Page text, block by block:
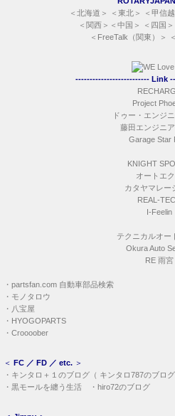
＜ 北海道 ＞ ＜ 東北 ＞ ＜ 甲信越
＜ 関西 ＞＜ 中国 ＞ ＜ 四国
＜ FreeTalk（関東） ＞ ＜
-------------------------- Link
Project
ドゥー・エンジ
藤田エンジニ
Garage Star
KNIGHT
オートエ
カタヤマレー
REAL-
I-Feelin
テクニカルオー
Okura Auto
RE 雨宮
・ partsfan.com 自動車部品検索
・ モノタロウ
・ 八宝屋
・ HYOGOPARTS
・ Croooober
＜ FC ／ FD ／ etc. ＞
・ キンタロ＋１のブログ （ キンタロ787のブログ
・ 黒モールを纏う生活 ・ hiro72のブログ